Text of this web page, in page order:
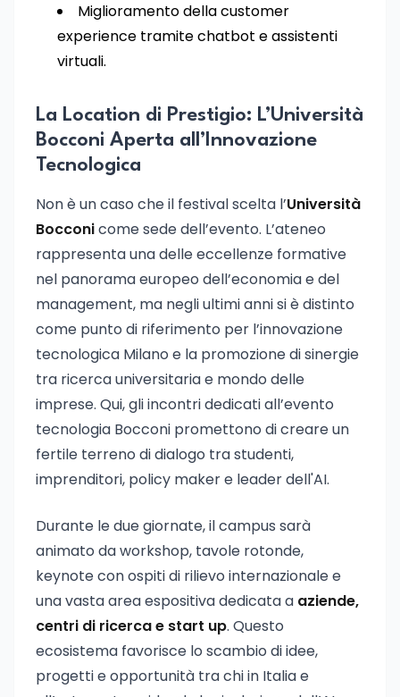
Miglioramento della customer
experience tramite chatbot e assistenti
virtuali.
La Location di Prestigio: L’Università
Bocconi Aperta all’Innovazione
Tecnologica
Non è un caso che il festival scelta l’Università
Bocconicome sede dell’evento. L’ateneo
rappresenta una delle eccellenze formative
nel panorama europeo dell’economia e del
management, ma negli ultimi anni si è distinto
come punto di riferimento per l’innovazione
tecnologica Milano e la promozione di sinergie
tra ricerca universitaria e mondo delle
imprese. Qui, gli incontri dedicati all’evento
tecnologia Bocconi promettono di creare un
fertile terreno di dialogo tra studenti,
imprenditori, policy maker e leader dell'AI.
Durante le due giornate, il campus sarà
animato da workshop, tavole rotonde,
keynote con ospiti di rilievo internazionale e
una vasta area espositiva dedicata a aziende,
centri di ricerca e start up. Questo
ecosistema favorisce lo scambio di idee,
progetti e opportunità tra chi in Italia e